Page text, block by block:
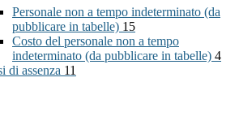
Personale non a tempo indeterminato (da
pubblicare in tabelle) 15
Costo del personale non a tempo
indeterminato (da pubblicare in tabelle) 4
di assenza 11